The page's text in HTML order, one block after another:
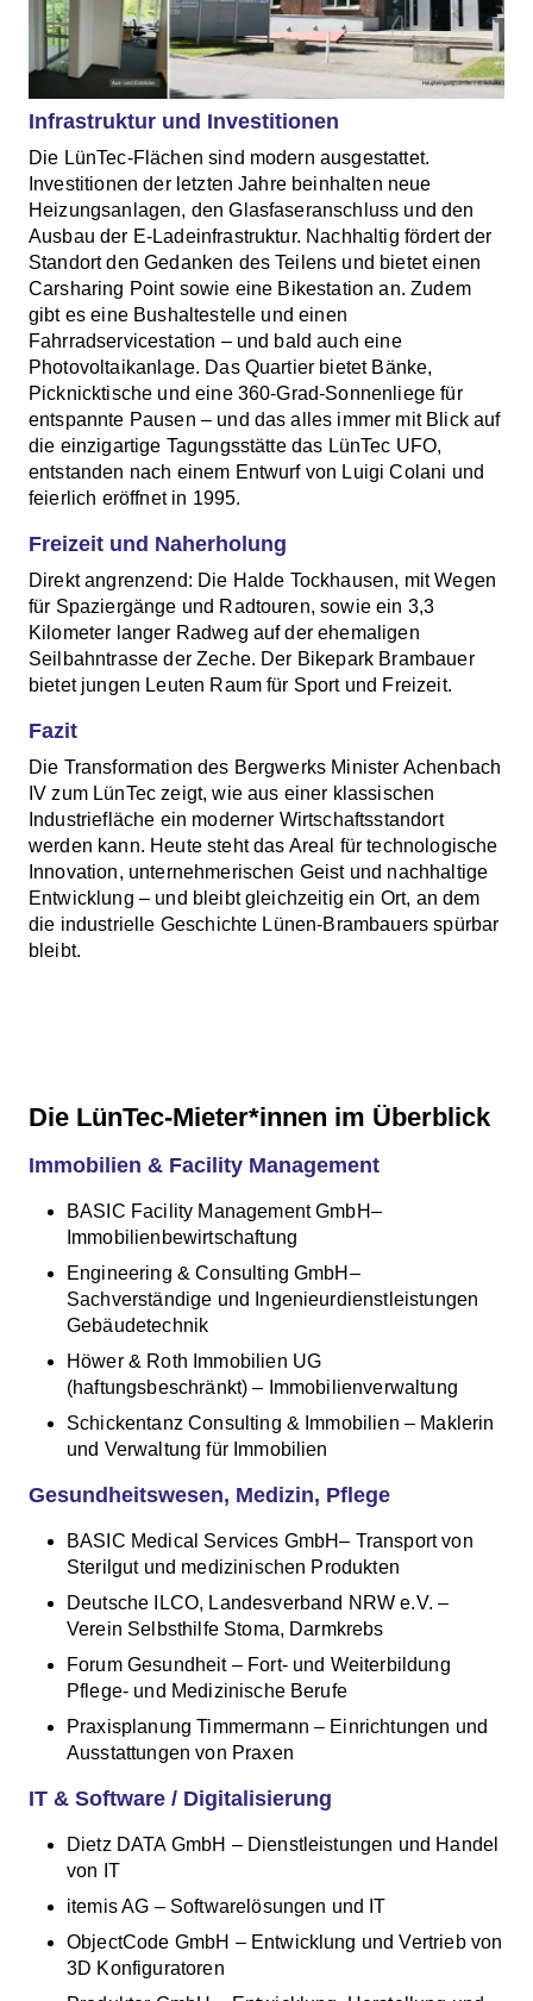
Infrastruktur und Investitionen
Die LünTec-Flächen sind modern ausgestattet.
Investitionen der letzten Jahre beinhalten neue
Heizungsanlagen, den Glasfaseranschluss und den
Ausbau der E-Ladeinfrastruktur. Nachhaltig fördert der
Standort den Gedanken des Teilens und bietet einen
Carsharing Point sowie eine Bikestation an. Zudem
gibt es eine Bushaltestelle und einen
Fahrradservicestation – und bald auch eine
Photovoltaikanlage. Das Quartier bietet Bänke,
Picknicktische und eine 360-Grad-Sonnenliege für
entspannte Pausen – und das alles immer mit Blick auf
die einzigartige Tagungsstätte das LünTec UFO,
entstanden nach einem Entwurf von Luigi Colani und
feierlich eröffnet in 1995.
Freizeit und Naherholung
Direkt angrenzend: Die Halde Tockhausen, mit Wegen
für Spaziergänge und Radtouren, sowie ein 3,3
Kilometer langer Radweg auf der ehemaligen
Seilbahntrasse der Zeche. Der Bikepark Brambauer
bietet jungen Leuten Raum für Sport und Freizeit.
Fazit
Die Transformation des Bergwerks Minister Achenbach
IV zum LünTec zeigt, wie aus einer klassischen
Industriefläche ein moderner Wirtschaftsstandort
werden kann. Heute steht das Areal für technologische
Innovation, unternehmerischen Geist und nachhaltige
Entwicklung – und bleibt gleichzeitig ein Ort, an dem
die industrielle Geschichte Lünen-Brambauers spürbar
bleibt.
Die LünTec-Mieter*innen im Überblick
Immobilien & Facility Management
BASIC Facility Management GmbH–
Immobilienbewirtschaftung
Engineering & Consulting GmbH–
Sachverständige und Ingenieurdienstleistungen
Gebäudetechnik
Höwer & Roth Immobilien UG
(haftungsbeschränkt) – Immobilienverwaltung
Schickentanz Consulting & Immobilien – Maklerin
und Verwaltung für Immobilien
Gesundheitswesen, Medizin, Pflege
BASIC Medical Services GmbH– Transport von
Sterilgut und medizinischen Produkten
Deutsche ILCO, Landesverband NRW e.V. –
Verein Selbsthilfe Stoma, Darmkrebs
Forum Gesundheit – Fort- und Weiterbildung
Pflege- und Medizinische Berufe
Praxisplanung Timmermann – Einrichtungen und
Ausstattungen von Praxen
IT & Software / Digitalisierung
Dietz DATA GmbH – Dienstleistungen und Handel
von IT
itemis AG – Softwarelösungen und IT
ObjectCode GmbH – Entwicklung und Vertrieb von
3D Konfiguratoren